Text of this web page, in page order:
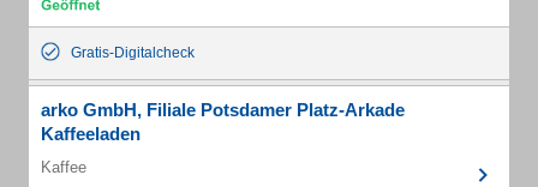
Gratis-Digitalcheck
arko GmbH, Filiale Potsdamer Platz-Arkade
Kaffeeladen
Kaffee